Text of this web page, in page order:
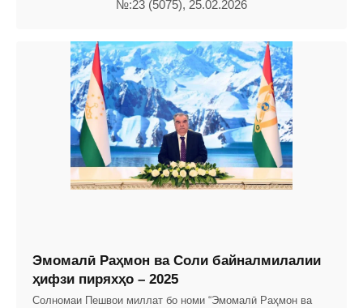
№:23 (5075), 25.02.2026
Эмомалӣ Раҳмон ва Соли байналмилалии
ҳифзи пиряхҳо – 2025
Солномаи Пешвои миллат бо номи “Эмомалӣ Раҳмон ва